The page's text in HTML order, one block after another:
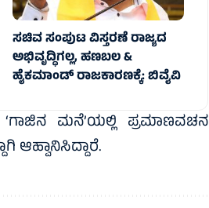
ಸಚಿವ ಸಂಪುಟ ವಿಸ್ತರಣೆ ರಾಜ್ಯದ
ಅಭಿವೃದ್ಧಿಗಲ್ಲ, ಹಣಬಲ &
ಹೈಕಮಾಂಡ್ ರಾಜಕಾರಣಕ್ಕೆ: ಬಿವೈವಿ
ಮನೆ’ಯಲ್ಲಿ ಪ್ರಮಾಣವಚನ
ಆಹ್ವಾನಿಸಿದ್ದಾರೆ.